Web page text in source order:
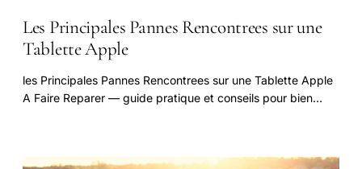
Les Principales Pannes Rencontrees sur une
Tablette Apple
les Principales Pannes Rencontrees sur une Tablette Apple
A Faire Reparer — guide pratique et conseils pour bien